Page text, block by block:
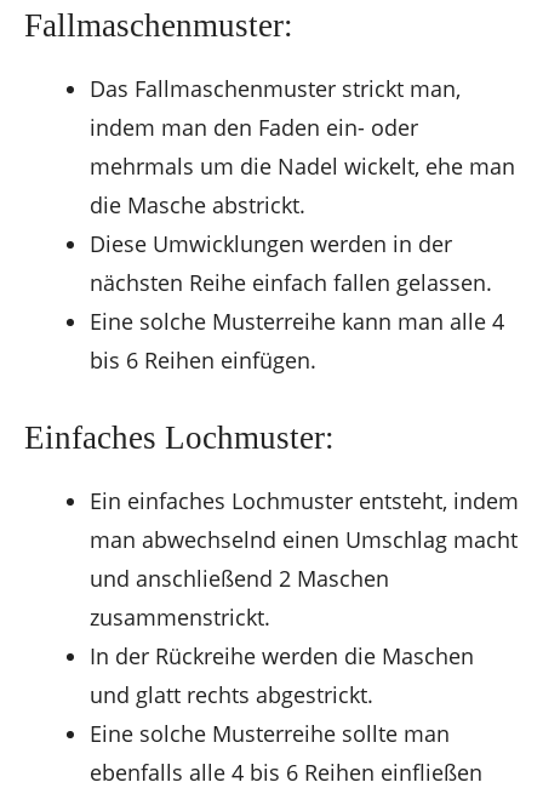
Fallmaschenmuster:
Das Fallmaschenmuster strickt man,
indem man den Faden ein- oder
mehrmals um die Nadel wickelt, ehe man
die Masche abstrickt.
Diese Umwicklungen werden in der
nächsten Reihe einfach fallen gelassen.
Eine solche Musterreihe kann man alle 4
bis 6 Reihen einfügen.
Einfaches Lochmuster:
Ein einfaches Lochmuster entsteht, indem
man abwechselnd einen Umschlag macht
und anschließend 2 Maschen
zusammenstrickt.
In der Rückreihe werden die Maschen
und glatt rechts abgestrickt.
Eine solche Musterreihe sollte man
ebenfalls alle 4 bis 6 Reihen einfließen